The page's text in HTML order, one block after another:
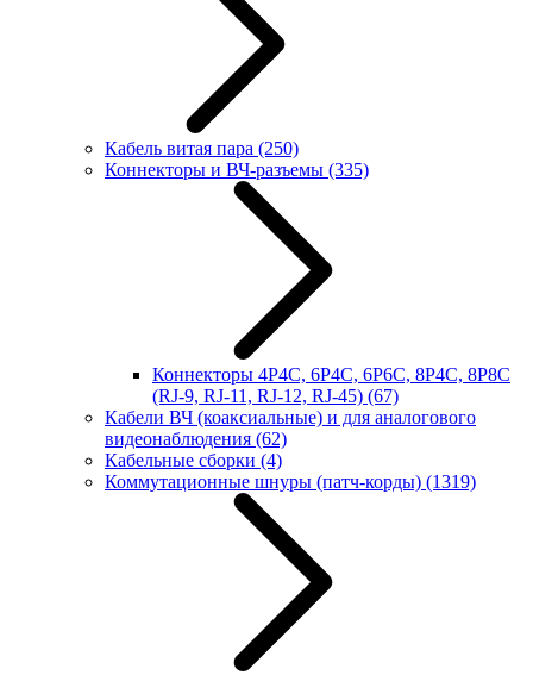
Кабель витая пара (250)
Коннекторы и ВЧ-разъемы (335)
Коннекторы 4P4C, 6P4C, 6P6C, 8P4C, 8P8C
(RJ-9, RJ-11, RJ-12, RJ-45) (67)
Кабели ВЧ (коаксиальные) и для аналогового
видеонаблюдения (62)
Кабельные сборки (4)
Коммутационные шнуры (патч-корды) (1319)